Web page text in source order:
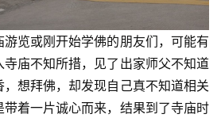
览或刚开始学佛的朋友们，可能有
庙不知所措，见了出家师父不知道
想拜佛，却发现自己真不知道相关
着一片诚心而来，结果到了寺庙时